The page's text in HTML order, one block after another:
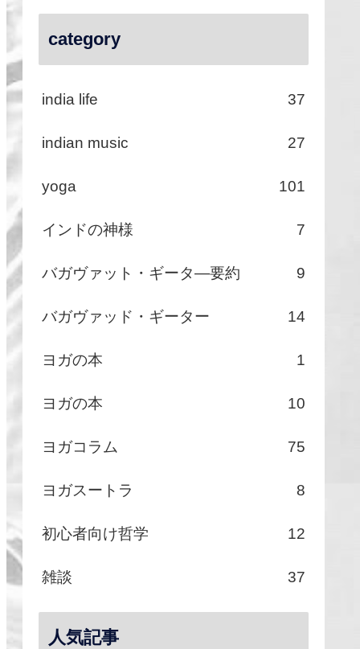
category
india life 37
indian music 27
yoga 101
インドの神様 7
バガヴァット・ギータ―要約 9
バガヴァッド・ギーター 14
ヨガの本 1
ヨガの本 10
ヨガコラム 75
ヨガスートラ 8
初心者向け哲学 12
雑談 37
人気記事